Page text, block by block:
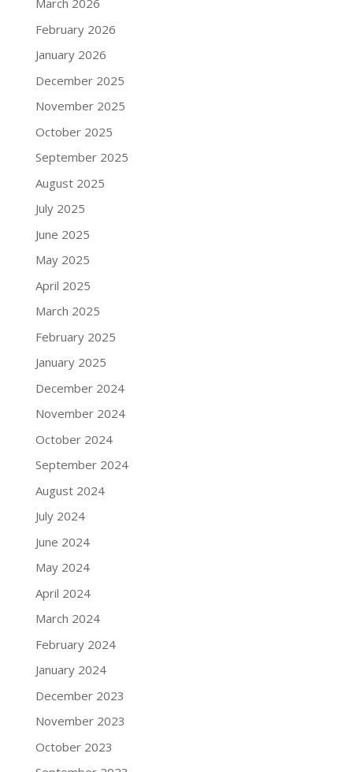
March 2026
February 2026
January 2026
December 2025
November 2025
October 2025
September 2025
August 2025
July 2025
June 2025
May 2025
April 2025
March 2025
February 2025
January 2025
December 2024
November 2024
October 2024
September 2024
August 2024
July 2024
June 2024
May 2024
April 2024
March 2024
February 2024
January 2024
December 2023
November 2023
October 2023